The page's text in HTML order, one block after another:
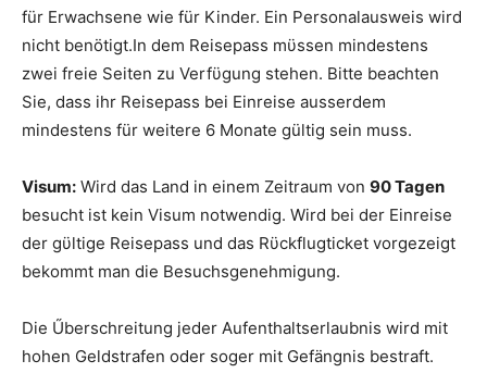
für Erwachsene wie für Kinder. Ein Personalausweis wird
nicht benötigt.In dem Reisepass mϋssen mindestens
zwei freie Seiten zu Verfϋgung stehen. Bitte beachten
Sie, dass ihr Reisepass bei Einreise ausserdem
mindestens für weitere 6 Monate gültig sein muss.
Visum: Wird das Land in einem Zeitraum von 90 Tagen
besucht ist kein Visum notwendig. Wird bei der Einreise
der gϋltige Reisepass und das Rϋckflugticket vorgezeigt
bekommt man die Besuchsgenehmigung.
Die Űberschreitung jeder Aufenthaltserlaubnis wird mit
hohen Geldstrafen oder soger mit Gefängnis bestraft.